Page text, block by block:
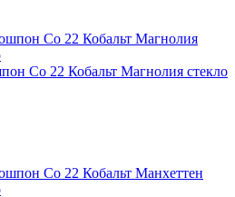
Co 22 Кобальт Магнолия стекло